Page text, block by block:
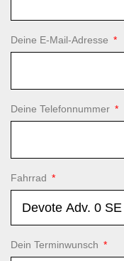
Deine E-Mail-Adresse
Deine Telefonnummer
Fahrrad
Dein Terminwunsch